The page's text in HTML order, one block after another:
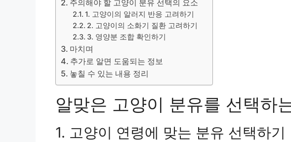
주의해야 할 고양이 분유 선택의 요소
1. 고양이의 알러지 반응 고려하기
2. 고양이의 소화기 질환 고려하기
3. 영양분 조합 확인하기
마치며
추가로 알면 도움되는 정보
놓칠 수 있는 내용 정리
알맞은 고양이 분유를 선택하
1. 고양이 연령에 맞는 분유 선택하기